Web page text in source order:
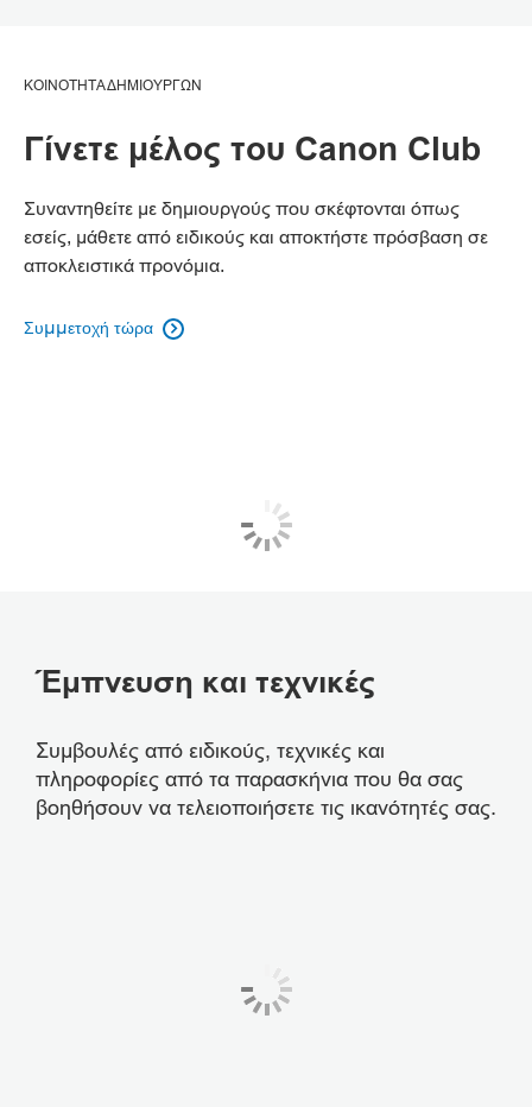
ΚΟΙΝΟΤΗΤΑ ΔΗΜΙΟΥΡΓΩΝ
Γίνετε μέλος του Canon Club
Συναντηθείτε με δημιουργούς που σκέφτονται όπως
εσείς, μάθετε από ειδικούς και αποκτήστε πρόσβαση σε
αποκλειστικά προνόμια.
Συμμετοχή τώρα 
Έμπνευση και τεχνικές
Συμβουλές από ειδικούς, τεχνικές και
πληροφορίες από τα παρασκήνια που θα σας
βοηθήσουν να τελειοποιήσετε τις ικανότητές σας.